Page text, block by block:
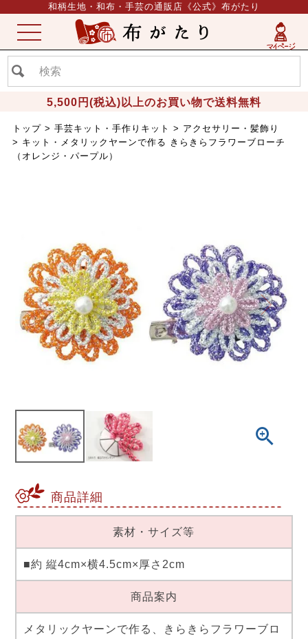
和柄生地・和布・手芸の通販店《公式》布がたり
5,500円(税込)以上のお買い物で送料無料
ME
NU
トップ 手芸キット・手作りキット
アクセサリー・髪飾り
キット・メタリックヤーンで作る きらきらフラワーブローチ
（オレンジ・パープル）
商品詳細
素材・サイズ等
■約 縦4cm×横4.5cm×厚さ2cm
商品案内
メタリックヤーンで作る、きらきらフラワーブロ